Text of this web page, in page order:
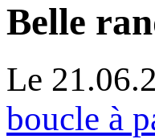
Belle
Le
boucle à